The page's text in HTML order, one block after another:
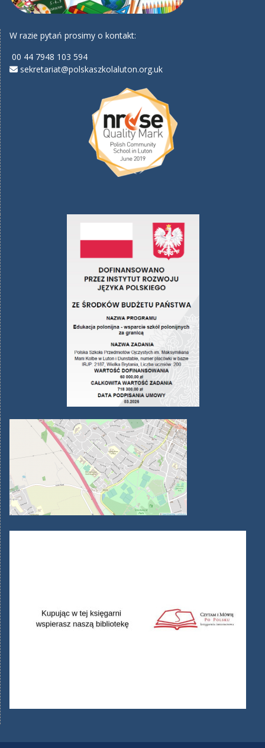
W razie pytań prosimy o kontakt:
00 44 7948 103 594
sekretariat@polskaszkolaluton.org.uk